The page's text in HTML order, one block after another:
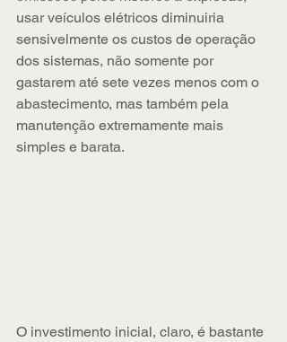
usar veículos elétricos diminuiria
sensivelmente os custos de operação
dos sistemas, não somente por
gastarem até sete vezes menos com o
abastecimento, mas também pela
manutenção extremamente mais
simples e barata.
O investimento inicial, claro, é bastante